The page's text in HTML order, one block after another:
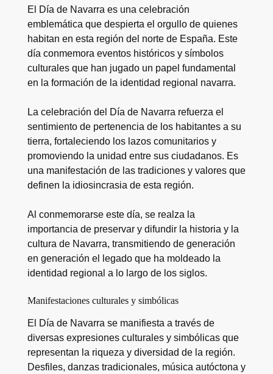
El Día de Navarra es una celebración
emblemática que despierta el orgullo de quienes
habitan en esta región del norte de España. Este
día conmemora eventos históricos y símbolos
culturales que han jugado un papel fundamental
en la formación de la identidad regional navarra.
La celebración del Día de Navarra refuerza el
sentimiento de pertenencia de los habitantes a su
tierra, fortaleciendo los lazos comunitarios y
promoviendo la unidad entre sus ciudadanos. Es
una manifestación de las tradiciones y valores que
definen la idiosincrasia de esta región.
Al conmemorarse este día, se realza la
importancia de preservar y difundir la historia y la
cultura de Navarra, transmitiendo de generación
en generación el legado que ha moldeado la
identidad regional a lo largo de los siglos.
Manifestaciones culturales y simbólicas
El Día de Navarra se manifiesta a través de
diversas expresiones culturales y simbólicas que
representan la riqueza y diversidad de la región.
Desfiles, danzas tradicionales, música autóctona y